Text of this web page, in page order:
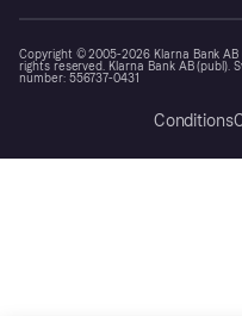
Copyright © 2005-2026 Klarna Bank AB
rights reserved. Klarna Bank AB (publ).
number: 556737-0431
Conditions